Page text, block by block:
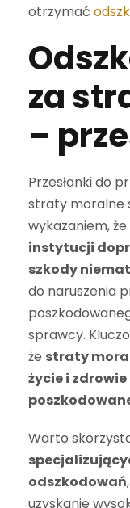
otrzymać
za
–
Przesłanki do
straty moralne
wykazaniem, że
instytucji
szkody
do naruszenia
sprawcy.
że straty
życie i
Warto
odszkodowań
uzyskanie